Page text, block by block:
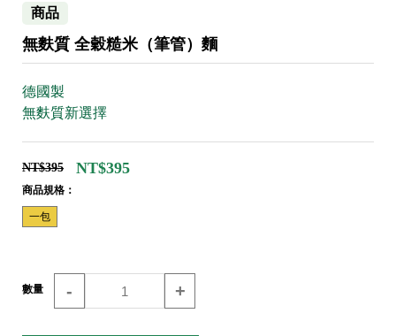
商品
無麩質 全穀糙米（筆管）麵
德國製
無麩質新選擇
NT$395 NT$395
商品規格：
一包
數量 - +